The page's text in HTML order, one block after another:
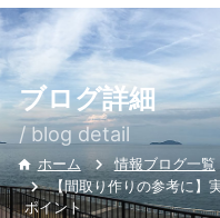
ブログ詳細
/ blog detail
 ホーム
情報ブログ一覧
【間取り作りの参考に】
ポイント